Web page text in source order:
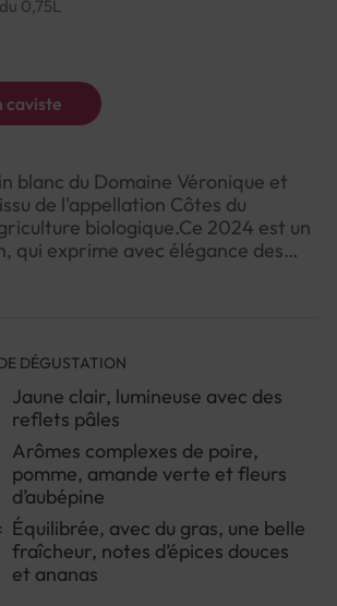
0,75L
caviste
blanc du Domaine Véronique et
de l'appellation Côtes du
biologique.Ce 2024 est un
qui exprime avec élégance des
grâce à son assemblage de
soulignée par une belle
un vin convivial et polyvalent,
entre amis ou pour
crustacés, poissons
Servez-le bien frais pour profiter
fraîcheur et de sa délicatesse.
DÉGUSTATION
Jaune clair, lumineuse avec des
reflets pâles
Arômes complexes de poire,
pomme, amande verte et fleurs
d’aubépine
Équilibrée, avec du gras, une belle
fraîcheur, notes d’épices douces
et ananas